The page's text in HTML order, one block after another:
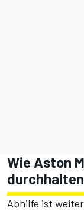
Wie Aston
Abhilfe ist